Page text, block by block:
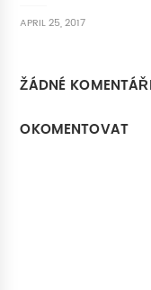
APRIL 25, 2017
ŽÁDNÉ
OKOMENTOVAT